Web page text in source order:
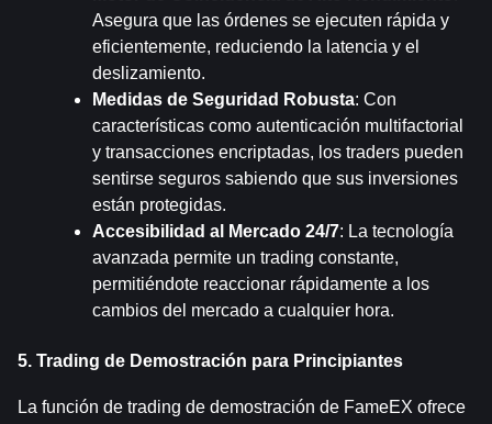
Asegura que las órdenes se ejecuten rápida y
eficientemente, reduciendo la latencia y el
deslizamiento.
Medidas de Seguridad Robusta: Con
características como autenticación multifactorial
y transacciones encriptadas, los traders pueden
sentirse seguros sabiendo que sus inversiones
están protegidas.
Accesibilidad al Mercado 24/7: La tecnología
avanzada permite un trading constante,
permitiéndote reaccionar rápidamente a los
cambios del mercado a cualquier hora.
5. Trading de Demostración para Principiantes
La función de trading de demostración de FameEX ofrece